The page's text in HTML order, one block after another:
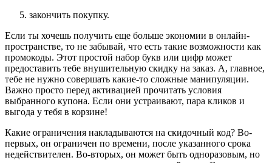
закончить покупку.
Если ты хочешь получить еще больше экономии в онлайн-
пространстве, то не забывай, что есть такие возможности как
промокоды. Этот простой набор букв или цифр может
предоставить тебе внушительную скидку на заказ. А, главное,
тебе не нужно совершать какие-то сложные манипуляции.
Важно просто перед активацией прочитать условия
выбранного купона. Если они устраивают, пара кликов и
выгода у тебя в корзине!
Какие ограничения накладываются на скидочный код? Во-
первых, он ограничен по времени, после указанного срока
недействителен. Во-вторых, он может быть одноразовым, но